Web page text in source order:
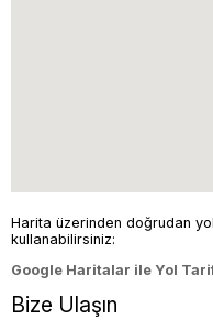
Harita üzerinden doğrudan
kullanabilirsiniz:
Google Haritalar ile Yol
Bize Ulaşın